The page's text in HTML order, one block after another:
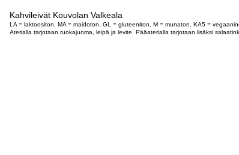
Kahvileivät Kouvolan Valkeala
LA = laktoositon, MA = maidoton, GL = gluteeniton, M = munaton, KA5 =
Aterialla tarjotaan ruokajuoma, leipä ja levite. Pääaterialla tarjotaan lisäksi